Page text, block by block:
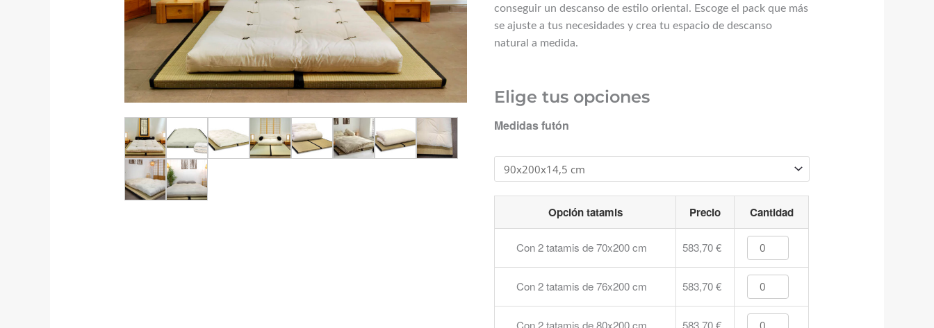
conseguir un descanso de estilo oriental. Escoge el pack que más
se ajuste a tus necesidades y crea tu espacio de descanso
natural a medida.
Elige tus opciones
Medidas futón
Opción tatamis Precio Cantidad
Con 2 tatamis de 70x200 cm 583,70€
Con 2 tatamis de 76x200 cm 583,70€